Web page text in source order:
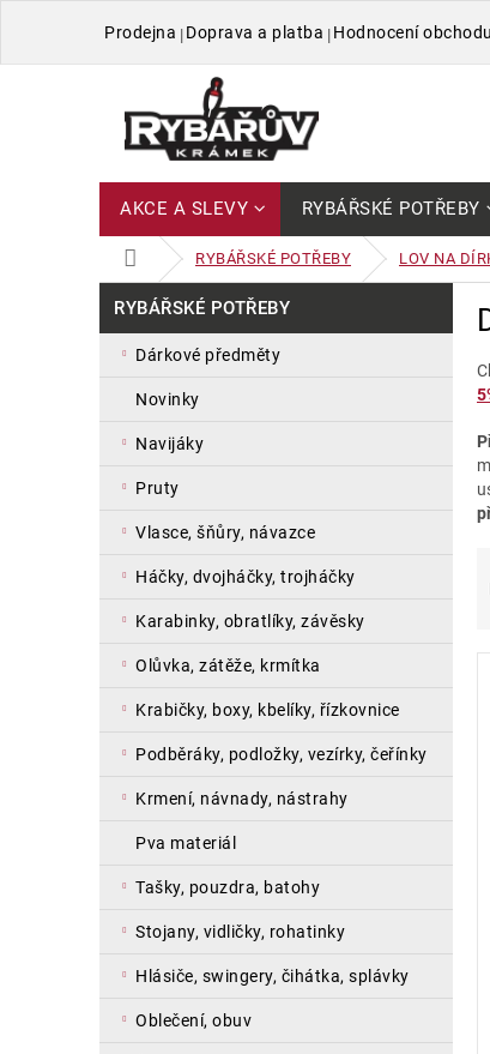
Prodejna Doprava a platba Hodnocení obchodu
AKCE A SLEVY RYBÁŘSKÉ POTŘEBY
DOMŮ RYBÁŘSKÉ POTŘEBY LOV NA
kategorie
RYBÁŘSKÉ POTŘEBY
dárkové předměty
novinky
navijáky
pruty
vlasce, šňůry, návazce
háčky, dvojháčky, trojháčky
karabinky, obratlíky, závěsky
olůvka, zátěže, krmítka
krabičky, boxy, kbelíky, řízkovnice
podběráky, podložky, vezírky, čeřínky
krmení, návnady, nástrahy
pva materiál
tašky, pouzdra, batohy
stojany, vidličky, rohatinky
hlásiče, swingery, čihátka, splávky
oblečení, obuv